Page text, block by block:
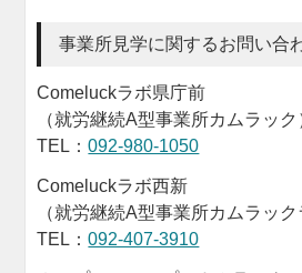
事業所見学に関するお問い合
Comeluckラボ県庁前
（就労継続A型事業所カムラック
TEL：092-980-1050
Comeluckラボ西新
（就労継続A型事業所カムラック
TEL：092-407-3910